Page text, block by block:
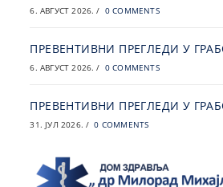
6. АВГУСТ 2026. / 0 COMMENTS
ПРЕВЕНТИВНИ ПРЕГЛЕДИ У
6. АВГУСТ 2026. / 0 COMMENTS
ПРЕВЕНТИВНИ ПРЕГЛЕДИ У
31. ЈУЛ 2026. / 0 COMMENTS